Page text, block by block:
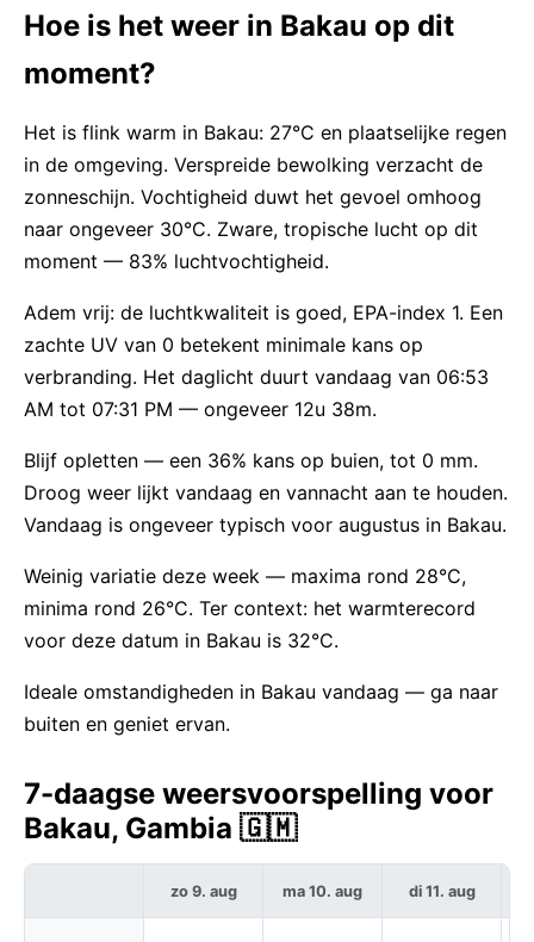
Hoe is het weer in Bakau op dit
moment?
Het is flink warm in Bakau: 27°C en plaatselijke regen
in de omgeving. Verspreide bewolking verzacht de
zonneschijn. Vochtigheid duwt het gevoel omhoog
naar ongeveer 30°C. Zware, tropische lucht op dit
moment — 83% luchtvochtigheid.
Adem vrij: de luchtkwaliteit is goed, EPA-index 1. Een
zachte UV van 0 betekent minimale kans op
verbranding. Het daglicht duurt vandaag van 06:53
AM tot 07:31 PM — ongeveer 12u 38m.
Blijf opletten — een 36% kans op buien, tot 0 mm.
Droog weer lijkt vandaag en vannacht aan te houden.
Vandaag is ongeveer typisch voor augustus in Bakau.
Weinig variatie deze week — maxima rond 28°C,
minima rond 26°C. Ter context: het warmterecord
voor deze datum in Bakau is 32°C.
Ideale omstandigheden in Bakau vandaag — ga naar
buiten en geniet ervan.
7-daagse weersvoorspelling voor
Bakau, Gambia 🇬🇲
zo 9. aug ma 10. aug di 11. aug